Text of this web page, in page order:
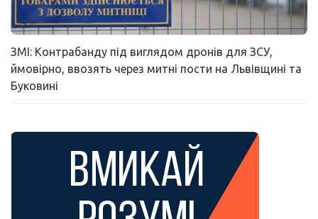
ЗМІ: Контрабанду під виглядом дронів для ЗСУ,
ймовірно, ввозять через митні пости на Львівщині та
Буковині